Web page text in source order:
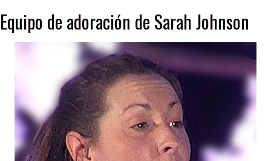
Equipo de adoración de Sarah Johnson